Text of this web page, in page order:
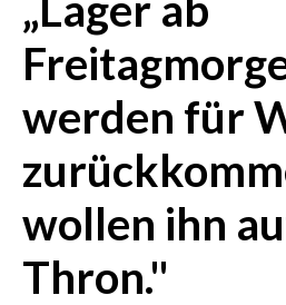
POLITICA
ECONOMIA
SERVIZI ALLE IMPRESE
BANDI
SPORT IN SARDEGNA
SPORT
werden für
wollen ihn
Thron."